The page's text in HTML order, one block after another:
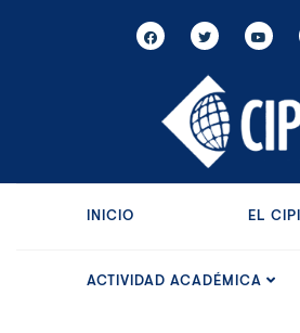
INICIO EL CIPI
ACTIVIDAD ACADÉMICA